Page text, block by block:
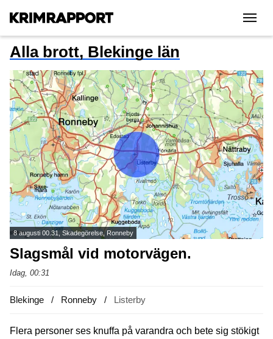
|||
Alla brott, Blekinge län
8 augusti 00.31, Skadegörelse, Ronneby
Slagsmål vid motorvägen.
Idag, 00:31
Blekinge Ronneby Listerby
Flera personer ses knuffa på varandra och bete sig stökigt